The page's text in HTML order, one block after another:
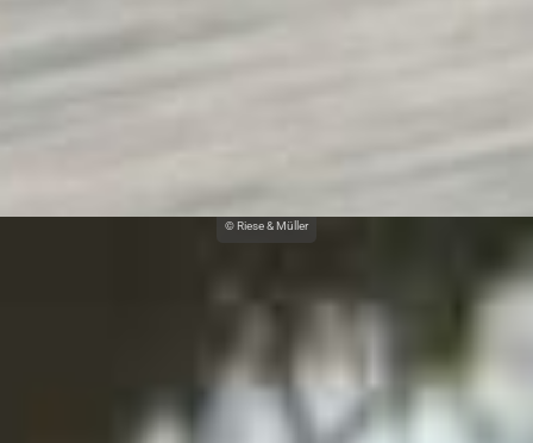
© Riese & Müller